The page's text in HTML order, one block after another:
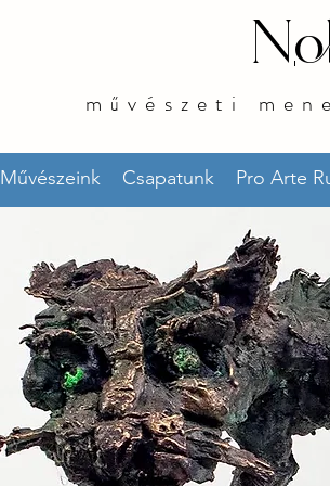
művészeti
Művészeink Csapatunk Pro Arte